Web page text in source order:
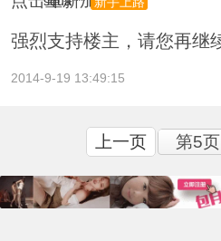
强烈支持楼主，请您再继
2014-9-19 13:49:15
上一页 第5页